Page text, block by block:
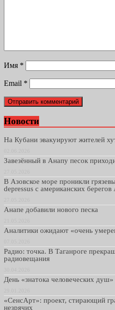
Имя *
Email *
Новости
На Кубани эвакуируют жителей
Завезённый в Анапу песок
В Азовское море проникли
depressus с американских берегов
Анапе добавили нового песка
Аналитики ожидают «очень
Радио: точка. В Таганроге
радиовещания
День «знатока человеческих душ»
«СенсАрт»: проект, стирающий
незрячих